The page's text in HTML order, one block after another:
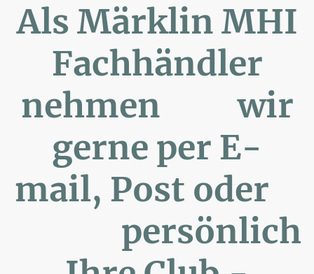
Als Märklin MHI
Fachhändler
nehmen wir
gerne per E-
mail, Post oder
persönlich